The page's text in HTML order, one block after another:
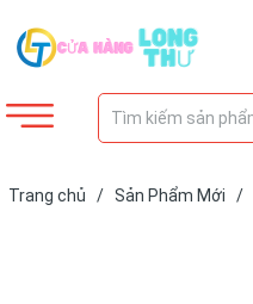
Trang chủ / Sản Phẩm Mới /